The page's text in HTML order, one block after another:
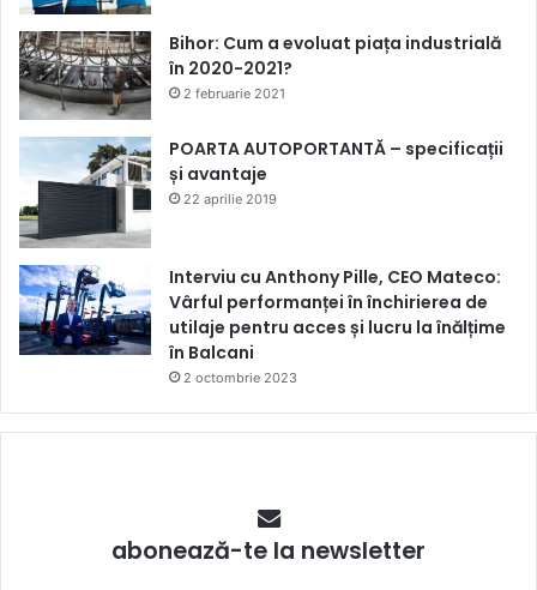
Bihor: Cum a evoluat piața industrială
în 2020-2021?
2 februarie 2021
POARTA AUTOPORTANTĂ – specificații
și avantaje
22 aprilie 2019
Interviu cu Anthony Pille, CEO Mateco:
Vârful performanței în închirierea de
utilaje pentru acces și lucru la înălțime
în Balcani
2 octombrie 2023
abonează-te la newsletter